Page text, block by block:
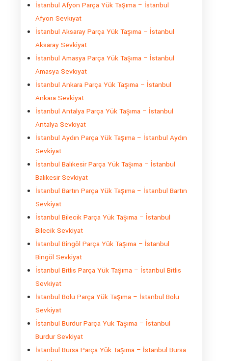
İstanbul Afyon Parça Yük Taşıma – İstanbul
Afyon Sevkiyat
İstanbul Aksaray Parça Yük Taşıma – İstanbul
Aksaray Sevkiyat
İstanbul Amasya Parça Yük Taşıma – İstanbul
Amasya Sevkiyat
İstanbul Ankara Parça Yük Taşıma – İstanbul
Ankara Sevkiyat
İstanbul Antalya Parça Yük Taşıma – İstanbul
Antalya Sevkiyat
İstanbul Aydın Parça Yük Taşıma – İstanbul Aydın
Sevkiyat
İstanbul Balıkesir Parça Yük Taşıma – İstanbul
Balıkesir Sevkiyat
İstanbul Bartın Parça Yük Taşıma – İstanbul Bartın
Sevkiyat
İstanbul Bilecik Parça Yük Taşıma – İstanbul
Bilecik Sevkiyat
İstanbul Bingöl Parça Yük Taşıma – İstanbul
Bingöl Sevkiyat
İstanbul Bitlis Parça Yük Taşıma – İstanbul Bitlis
Sevkiyat
İstanbul Bolu Parça Yük Taşıma – İstanbul Bolu
Sevkiyat
İstanbul Burdur Parça Yük Taşıma – İstanbul
Burdur Sevkiyat
İstanbul Bursa Parça Yük Taşıma – İstanbul Bursa